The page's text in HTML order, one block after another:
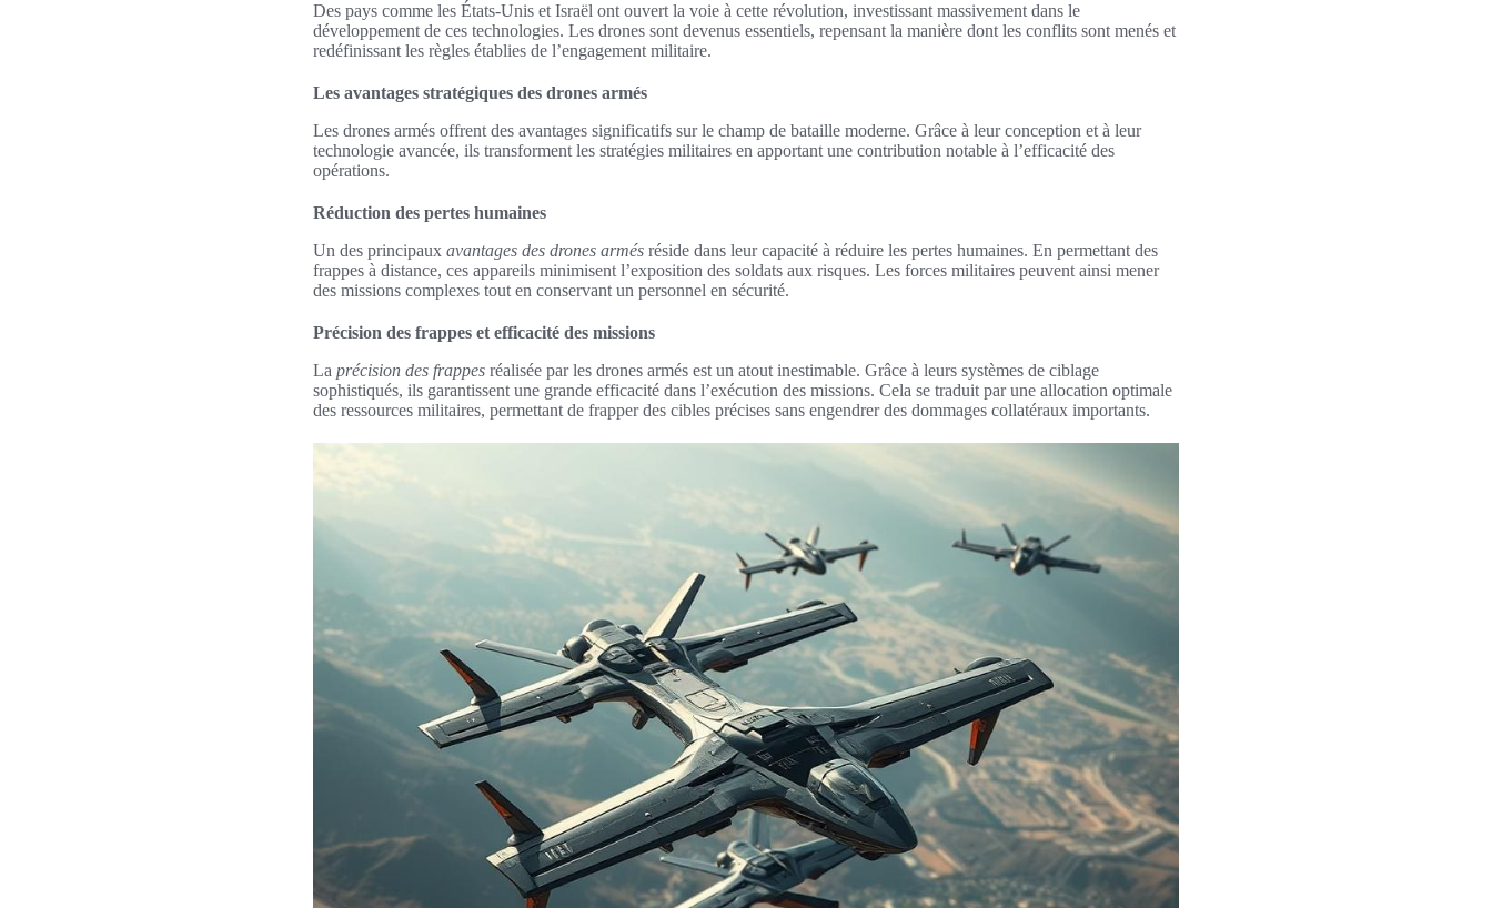
Des pays comme les États-Unis et Israël ont ouvert la voie à cette révolution, investissant massivement dans le
développement de ces technologies. Les drones sont devenus essentiels, repensant la manière dont les conflits sont menés et
redéfinissant les règles établies de l’engagement militaire.
Les avantages stratégiques des drones armés
Les drones armés offrent des avantages significatifs sur le champ de bataille moderne. Grâce à leur conception et à leur
technologie avancée, ils transforment les stratégies militaires en apportant une contribution notable à l’efficacité des
opérations.
Réduction des pertes humaines
Un des principaux avantages des drones armés réside dans leur capacité à réduire les pertes humaines. En permettant des
frappes à distance, ces appareils minimisent l’exposition des soldats aux risques. Les forces militaires peuvent ainsi mener
des missions complexes tout en conservant un personnel en sécurité.
Précision des frappes et efficacité des missions
La précision des frappes réalisée par les drones armés est un atout inestimable. Grâce à leurs systèmes de ciblage
sophistiqués, ils garantissent une grande efficacité dans l’exécution des missions. Cela se traduit par une allocation optimale
des ressources militaires, permettant de frapper des cibles précises sans engendrer des dommages collatéraux importants.